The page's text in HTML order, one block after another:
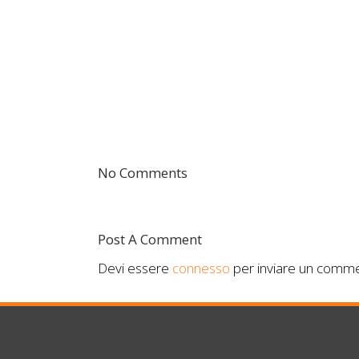
No Comments
Post A Comment
Devi essere connesso per inviare un